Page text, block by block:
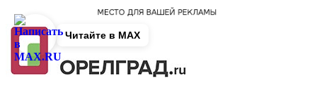
Читайте в MAX